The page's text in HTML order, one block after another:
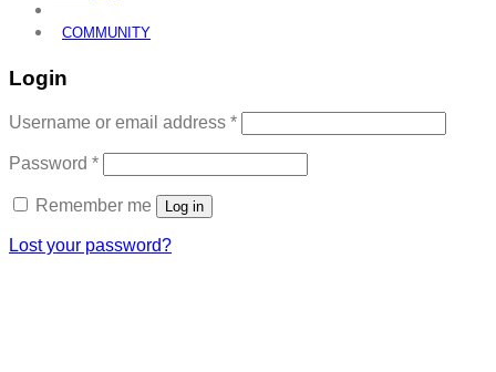
COMMUNITY
Login
Username or email address *Required
Password *Required
Remember me Log in
Lost your password?